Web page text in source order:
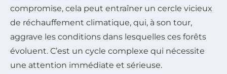
compromise, cela peut entraîner un cercle vicieux
de réchauffement climatique, qui, à son tour,
aggrave les conditions dans lesquelles ces forêts
évoluent. C’est un cycle complexe qui nécessite
une attention immédiate et sérieuse.